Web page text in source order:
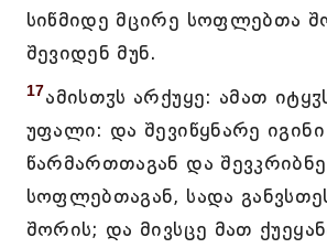
სიწმიდე მცირე სოფლებთა
შევიდენ მუნ.
17ამისთჳს არქუყე: ამათ
უფალი: და შევიწყნარე იგინი
წარმართთაგან და შევკრიბნე
სოფლებთაგან, სადა
შორის; და მივსცე მათ